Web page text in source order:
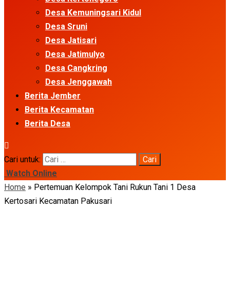
Desa Kemuningsari Kidul
Desa Sruni
Desa Jatisari
Desa Jatimulyo
Desa Cangkring
Desa Jenggawah
Berita Jember
Berita Kecamatan
Berita Desa
Cari untuk:
Watch Online
Home » Pertemuan Kelompok Tani Rukun Tani 1 Desa
Kertosari Kecamatan Pakusari